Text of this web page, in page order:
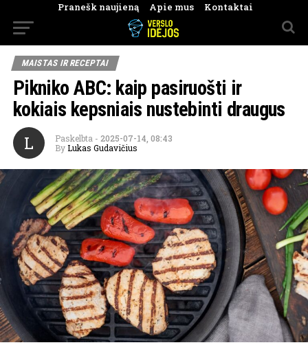
Pranešk naujieną Apie mus Kontaktai
MAISTAS IR RECEPTAI
Pikniko ABC: kaip pasiruošti ir
kokiais kepsniais nustebinti draugus
L Paskelbta - 2025-07-14, 08:43
By Lukas Gudavičius